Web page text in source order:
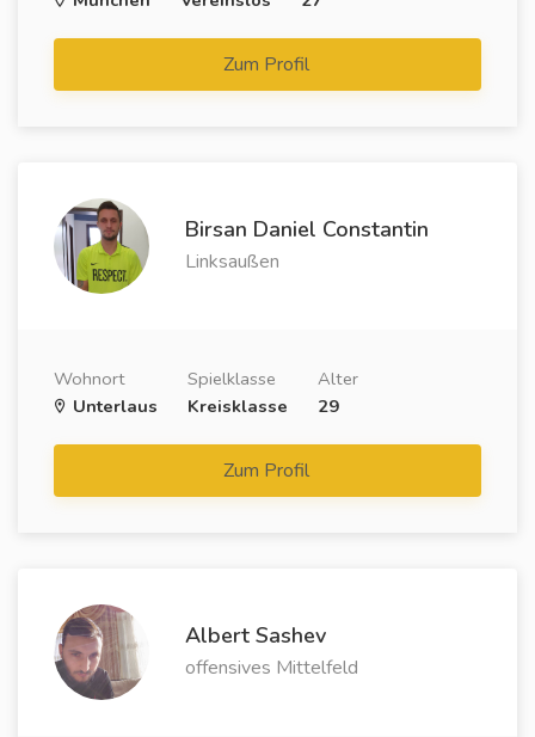
Zum Profil
Birsan Daniel Constantin
Linksaußen
Wohnort
Unterlaus
Spielklasse
Kreisklasse
Alter
29
Zum Profil
Albert Sashev
offensives Mittelfeld